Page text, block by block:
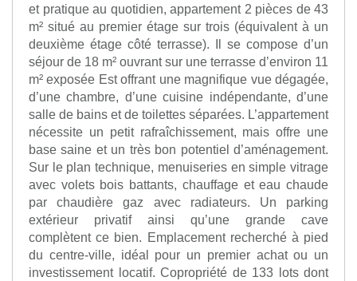
et pratique au quotidien, appartement 2 pièces de 43
m² situé au premier étage sur trois (équivalent à un
deuxième étage côté terrasse). Il se compose d’un
séjour de 18 m² ouvrant sur une terrasse d’environ 11
m² exposée Est offrant une magnifique vue dégagée,
d’une chambre, d’une cuisine indépendante, d’une
salle de bains et de toilettes séparées. L’appartement
nécessite un petit rafraîchissement, mais offre une
base saine et un très bon potentiel d’aménagement.
Sur le plan technique, menuiseries en simple vitrage
avec volets bois battants, chauffage et eau chaude
par chaudière gaz avec radiateurs. Un parking
extérieur privatif ainsi qu’une grande cave
complètent ce bien. Emplacement recherché à pied
du centre-ville, idéal pour un premier achat ou un
investissement locatif. Copropriété de 133 lots dont